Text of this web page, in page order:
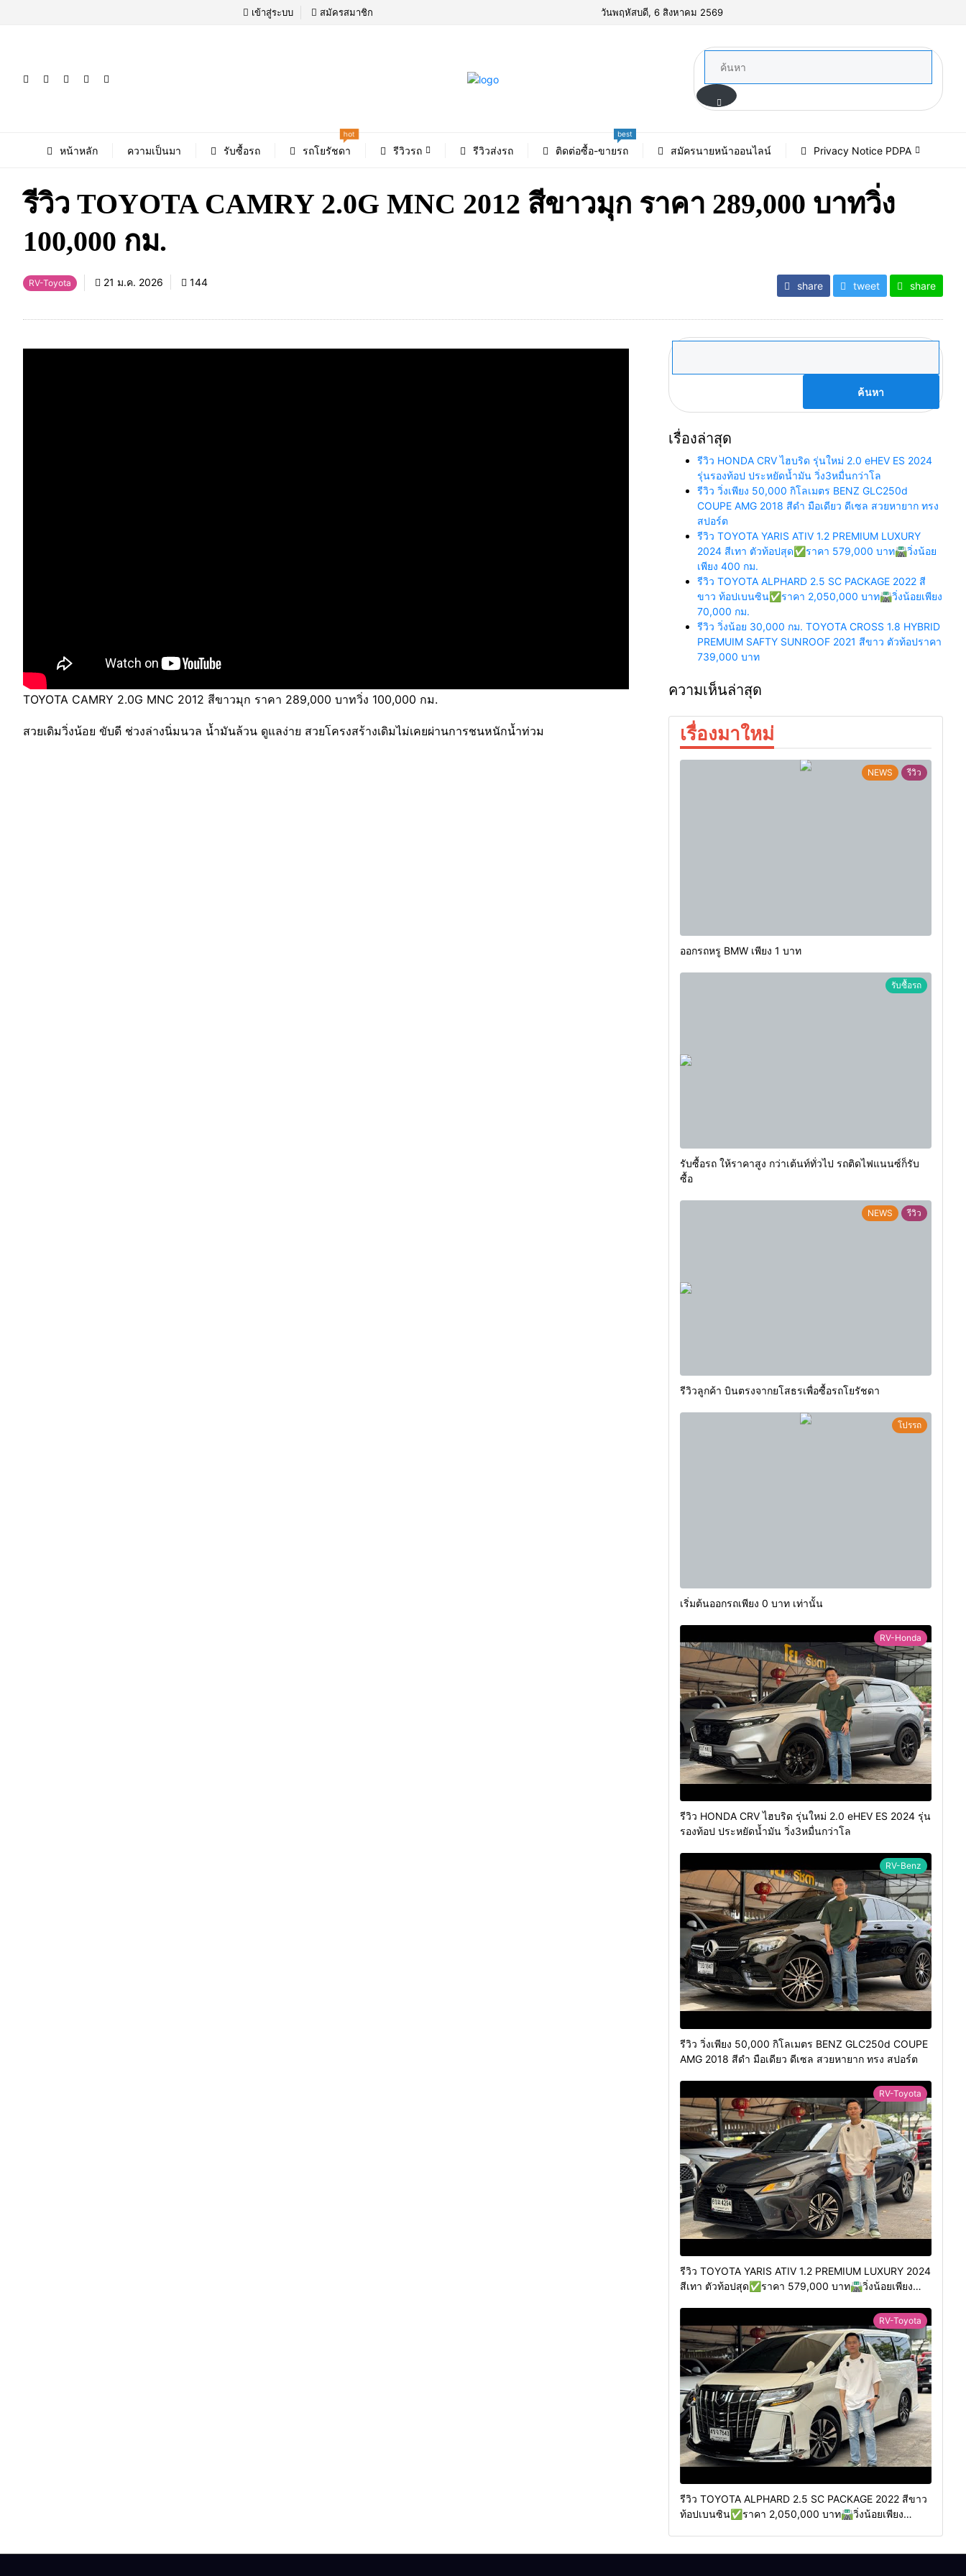
เข้าสู่ระบบ สมัครสมาชิก วันพฤหัสบดี, 6 สิงหาคม 2569
หน้าหลัก ความเป็นมา รับซื้อรถ รถโยรัชดา
hot
รีวิวรถ รีวิวส่งรถ ติดต่อซื้อ-ขายรถ
best
สมัครนายหน้าออนไลน์ Privacy Notice PDPA
รีวิว TOYOTA CAMRY 2.0G MNC 2012 สีขาวมุก ราคา 289,000 บาทวิ่ง
100,000 กม.
RV-Toyota 21 ม.ค. 2026 144 share tweet share
TOYOTA CAMRY 2.0G MNC 2012 สีขาวมุก ราคา 289,000 บาทวิ่ง 100,000 กม.
สวยเดิมวิ่งน้อย ขับดี ช่วงล่างนิ่มนวล น้ำมันล้วน ดูแลง่าย สวยโครงสร้างเดิมไม่เคยผ่านการชนหนักน้ำท่วม
ค้นหา
เรื่องล่าสุด
รีวิว HONDA CRV ไฮบริด รุ่นใหม่ 2.0 eHEV ES 2024
รุ่นรองท้อป ประหยัดน้ำมัน วิ่ง3หมื่นกว่าโล
รีวิว วิ่งเพียง 50,000 กิโลเมตร BENZ GLC250d
COUPE AMG 2018 สีดำ มือเดียว ดีเซล สวยหายาก ทรง
สปอร์ต
รีวิว TOYOTA YARIS ATIV 1.2 PREMIUM LUXURY
2024 สีเทา ตัวท้อปสุด✅ราคา 579,000 บาท🛣️วิ่งน้อย
เพียง 400 กม.
รีวิว TOYOTA ALPHARD 2.5 SC PACKAGE 2022 สี
ขาว ท้อปเบนซิน✅ราคา 2,050,000 บาท🛣️วิ่งน้อยเพียง
70,000 กม.
รีวิว วิ่งน้อย 30,000 กม. TOYOTA CROSS 1.8 HYBRID
PREMUIM SAFTY SUNROOF 2021 สีขาว ตัวท้อปราคา
739,000 บาท
ความเห็นล่าสุด
เรื่องมาใหม่
NEWS รีวิว
ออกรถหรู BMW เพียง 1 บาท
รับซื้อรถ
รับซื้อรถ ให้ราคาสูง กว่าเต้นท์ทั่วไป รถติดไฟแนนซ์ก็รับ
ซื้อ
NEWS รีวิว
รีวิวลูกค้า บินตรงจากยโสธรเพื่อซื้อรถโยรัชดา
โปรรถ
เริ่มต้นออกรถเพียง 0 บาท เท่านั้น
RV-Honda
รีวิว HONDA CRV ไฮบริด รุ่นใหม่ 2.0 eHEV ES 2024 รุ่น
รองท้อป ประหยัดน้ำมัน วิ่ง3หมื่นกว่าโล
RV-Benz
รีวิว วิ่งเพียง 50,000 กิโลเมตร BENZ GLC250d COUPE
AMG 2018 สีดำ มือเดียว ดีเซล สวยหายาก ทรง สปอร์ต
RV-Toyota
รีวิว TOYOTA YARIS ATIV 1.2 PREMIUM LUXURY 2024
สีเทา ตัวท้อปสุด✅ราคา 579,000 บาท🛣️วิ่งน้อยเพียง
RV-Toyota
รีวิว TOYOTA ALPHARD 2.5 SC PACKAGE 2022 สีขาว
ท้อปเบนซิน✅ราคา 2,050,000 บาท🛣️วิ่งน้อยเพียง